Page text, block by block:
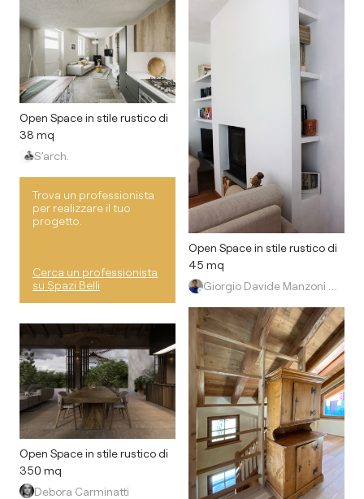
Open Space in stile rustico di
38 mq
S’arch.
Trova un professionista
per realizzare il tuo
progetto.
Cerca un professionista
su Spazi Belli
Open Space in stile rustico di
350 mq
Debora Carminatti
Open Space in stile rustico di
45 mq